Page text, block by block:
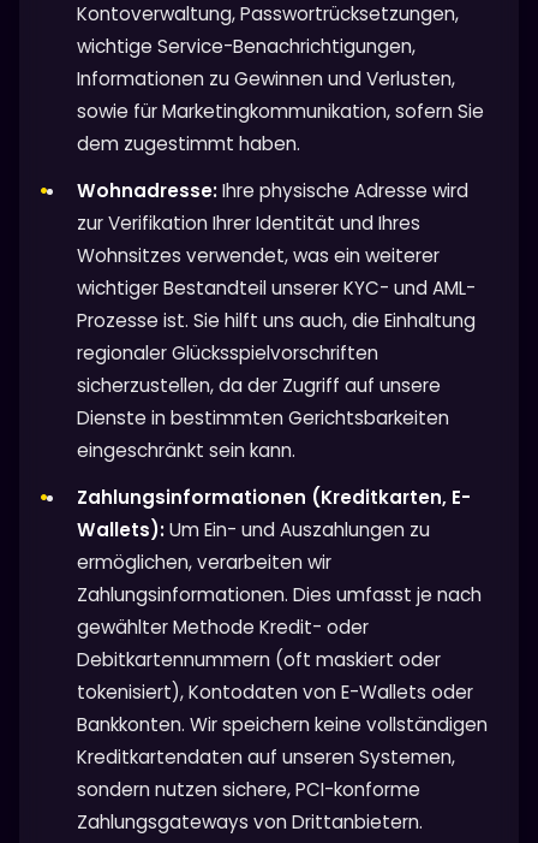
Kontoverwaltung, Passwortrücksetzungen,
wichtige Service-Benachrichtigungen,
Informationen zu Gewinnen und Verlusten,
sowie für Marketingkommunikation, sofern Sie
dem zugestimmt haben.
Wohnadresse:Ihre physische Adresse wird
zur Verifikation Ihrer Identität und Ihres
Wohnsitzes verwendet, was ein weiterer
wichtiger Bestandteil unserer KYC- und AML-
Prozesse ist. Sie hilft uns auch, die Einhaltung
regionaler Glücksspielvorschriften
sicherzustellen, da der Zugriff auf unsere
Dienste in bestimmten Gerichtsbarkeiten
eingeschränkt sein kann.
Zahlungsinformationen (Kreditkarten, E-
Wallets):Um Ein- und Auszahlungen zu
ermöglichen, verarbeiten wir
Zahlungsinformationen. Dies umfasst je nach
gewählter Methode Kredit- oder
Debitkartennummern (oft maskiert oder
tokenisiert), Kontodaten von E-Wallets oder
Bankkonten. Wir speichern keine vollständigen
Kreditkartendaten auf unseren Systemen,
sondern nutzen sichere, PCI-konforme
Zahlungsgateways von Drittanbietern.